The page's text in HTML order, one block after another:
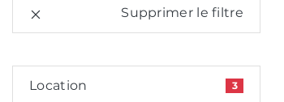
Supprimer le filtre
Location 3